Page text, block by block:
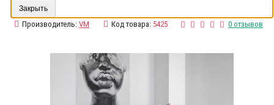
Закрыть
Производитель: VM Код товара: 5425 0 отзывов